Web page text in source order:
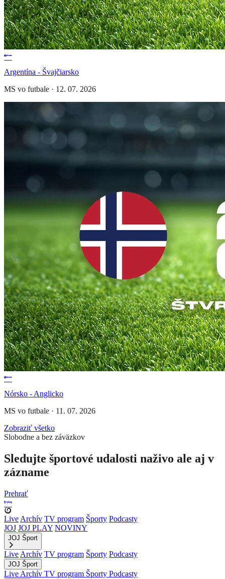
Argentína - Švajčiarsko
MS vo futbale · 12. 07. 2026
Nórsko - Anglicko
MS vo futbale · 11. 07. 2026
Zobraziť všetko
Slobodne a bez záväzkov
Sledujte športové udalosti naživo ale aj v
zázname
Prehrať
Live Archív TV program Športy Podcasty
JOJ JOJ PLAY NOVINY
JOJ Šport
Live Archív TV program Športy Podcasty
JOJ Šport
Live Archív TV program Športy Podcasty